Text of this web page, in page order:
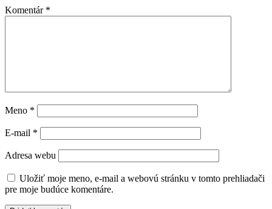
Komentár *
Meno *
E-mail *
Adresa webu
Uložiť moje meno, e-mail a webovú stránku v tomto prehliadači
pre moje budúce komentáre.